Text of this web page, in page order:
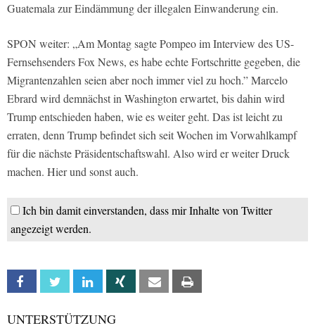
Guatemala zur Eindämmung der illegalen Einwanderung ein.
SPON weiter: „Am Montag sagte Pompeo im Interview des US-
Fernsehsenders Fox News, es habe echte Fortschritte gegeben, die
Migrantenzahlen seien aber noch immer viel zu hoch.” Marcelo
Ebrard wird demnächst in Washington erwartet, bis dahin wird
Trump entschieden haben, wie es weiter geht. Das ist leicht zu
erraten, denn Trump befindet sich seit Wochen im Vorwahlkampf
für die nächste Präsidentschaftswahl. Also wird er weiter Druck
machen. Hier und sonst auch.
Ich bin damit einverstanden, dass mir Inhalte von Twitter
angezeigt werden.
Facebook Twitter Linkedin Xing Email
UNTERSTÜTZUNG